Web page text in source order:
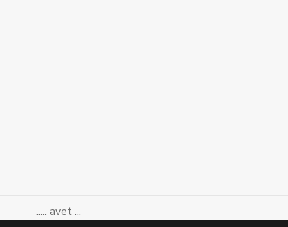
..... avet ...